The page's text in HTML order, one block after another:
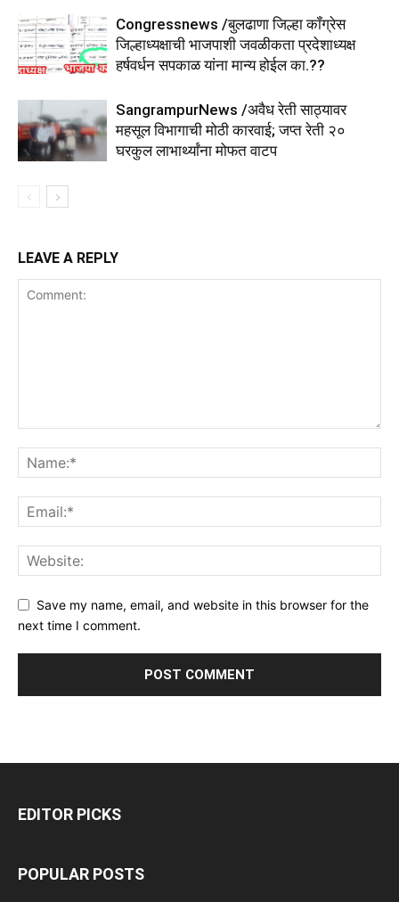
Congressnews /बुलढाणा जिल्हा कॉंग्रेस
जिल्हाध्यक्षाची भाजपाशी जवळीकता प्रदेशाध्यक्ष
हर्षवर्धन सपकाळ यांना मान्य होईल का.??
SangrampurNews /अवैध रेती साठ्यावर
महसूल विभागाची मोठी कारवाई; जप्त रेती २०
घरकुल लाभार्थ्यांना मोफत वाटप
LEAVE A REPLY
Save my name, email, and website in this browser for the
next time I comment.
EDITOR PICKS
POPULAR POSTS